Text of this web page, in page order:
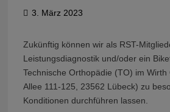
3. März 2023
Zukünftig können wir als RST-
Leistungsdiagnostik und/oder ein
Technische Orthopädie (TO) im
Allee 111-125, 23562 Lübeck) zu
Konditionen durchführen lassen.